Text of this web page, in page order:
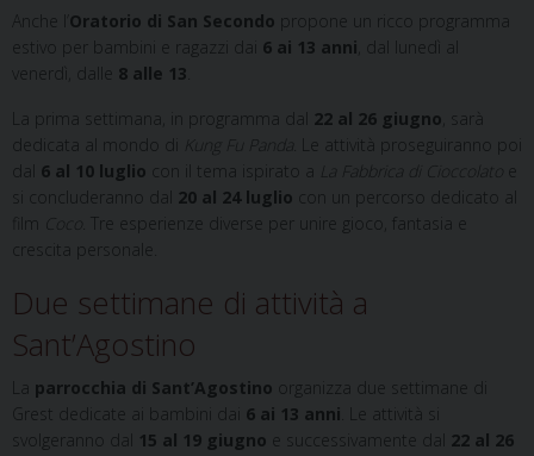
Anche l’ Oratorio di San Secondo propone un ricco programma
estivo per bambini e ragazzi dai 6 ai 13 anni , dal lunedì al
venerdì, dalle 8 alle 13
La prima settimana, in programma dal 22 al 26 giugno , sarà
dedicata al mondo di
. Le attività proseguiranno poi
dal 6 al 10 luglio con il tema ispirato a
si concluderanno dal 20 al 24 luglio con un percorso dedicato al
film
. Tre esperienze diverse per unire gioco, fantasia e
crescita personale.
Due settimane di attività a
Sant’Agostino
La parrocchia di Sant’Agostino organizza due settimane di
Grest dedicate ai bambini dai 6 ai 13 anni . Le attività si
svolgeranno dal 15 al 19 giugno e successivamente dal 22 al 26